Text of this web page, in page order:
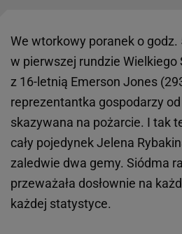
We wtorkowy poranek o godz.
w pierwszej rundzie Wielkiego
z 16-letnią Emerson Jones
reprezentantka gospodarzy od
skazywana na pożarcie. I tak
cały pojedynek Jelena
zaledwie dwa gemy. Siódma
przeważała dosłownie na
każdej statystyce.